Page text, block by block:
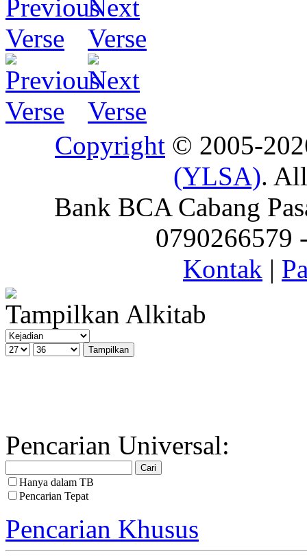
Copyright © 2005-
(YLSA).
Bank BCA Cabang
0790266579
Kontak |
Tampilkan Alkitab
Pencarian Universal:
Hanya dalam TB
Pencarian Tepat
Pencarian Khusus